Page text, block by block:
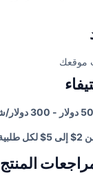
50 دولار - 300 دولار/شهرياً
لكل طلبية
المنتج